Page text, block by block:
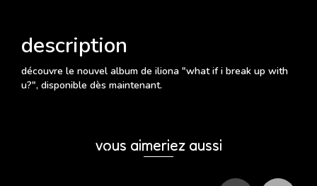
description
découvre le nouvel album de iliona "what if i break up with
u?", disponible dès maintenant.
vous aimeriez aussi